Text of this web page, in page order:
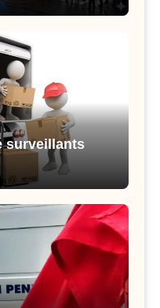
surveillants